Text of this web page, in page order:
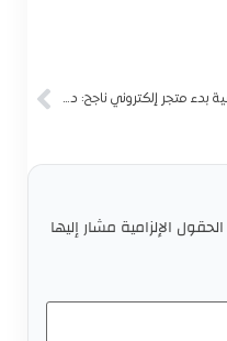
كيفية بدء متجر إلكتروني ناجح: دليل شامل
الإلزامية مشار إليها